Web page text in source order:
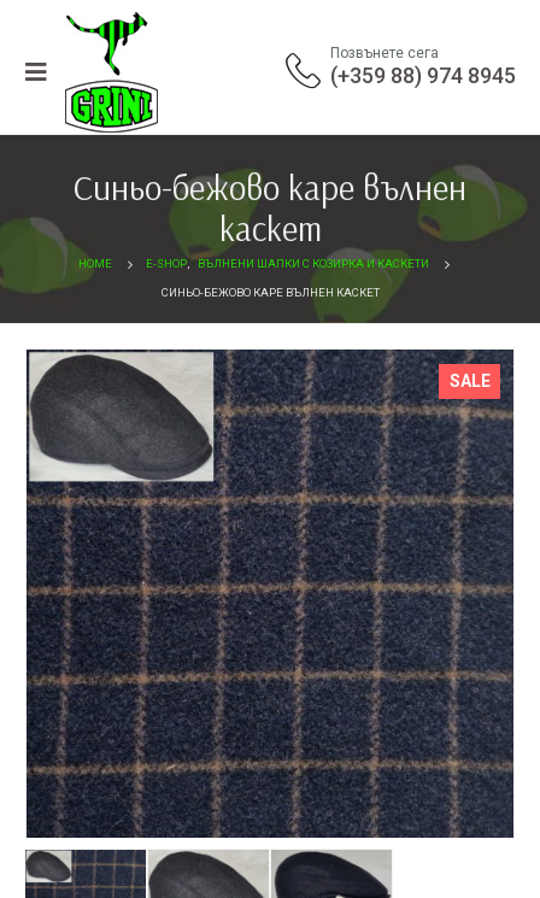
Позвънете сега
(+359 88) 974 8945
Синьо-бежово каре вълнен
каскет
HOME E-SHOP, ВЪЛНЕНИ ШАПКИ С КОЗИРКА И КАСКЕТИ
СИНЬО-БЕЖОВО КАРЕ ВЪЛНЕН КАСКЕТ
SALE